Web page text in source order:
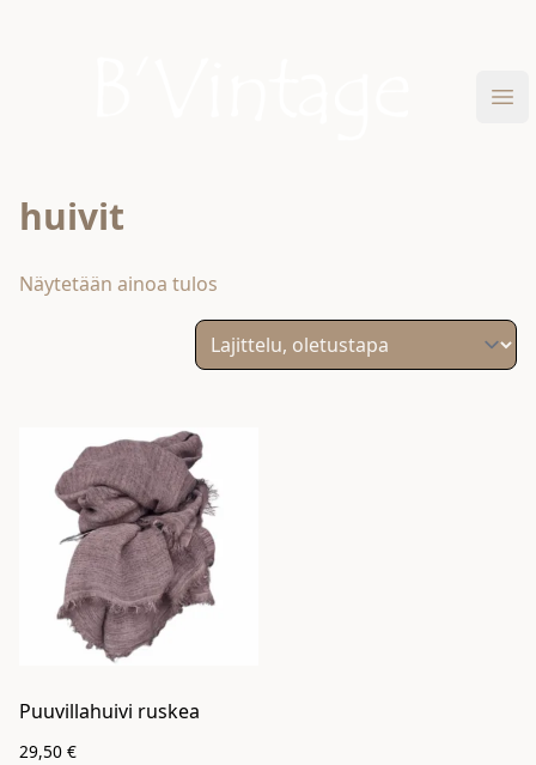
huivit
Näytetään ainoa tulos
Puuvillahuivi ruskea
29,50 €